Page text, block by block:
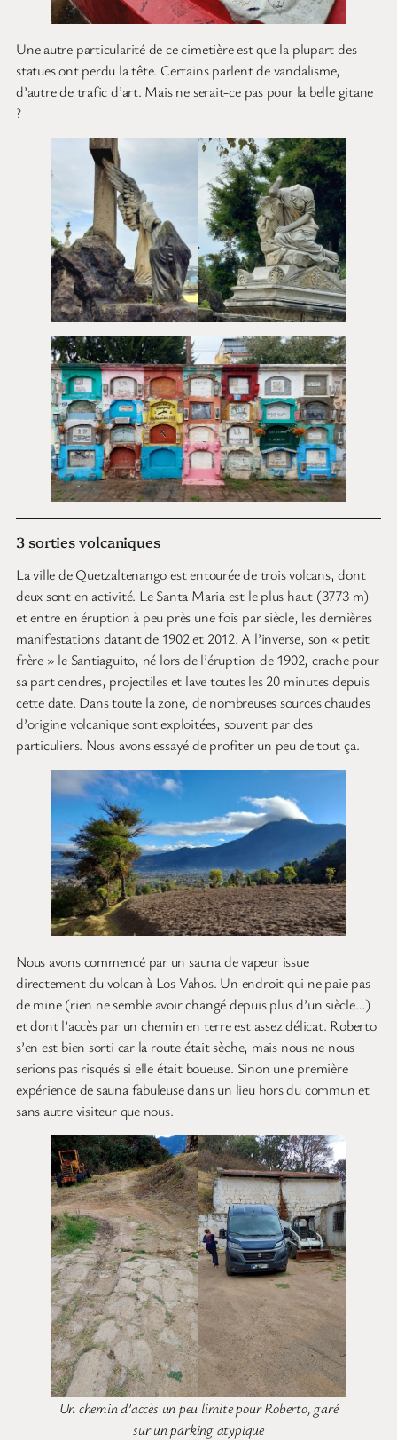
Une autre particularité de ce cimetière est que la plupart des
statues ont perdu la tête. Certains parlent de vandalisme,
d’autre de trafic d’art. Mais ne serait-ce pas pour la belle gitane
?
3 sorties volcaniques
La ville de Quetzaltenango est entourée de trois volcans, dont
deux sont en activité. Le Santa Maria est le plus haut (3773 m)
et entre en éruption à peu près une fois par siècle, les dernières
manifestations datant de 1902 et 2012. A l’inverse, son « petit
frère » le Santiaguito, né lors de l’éruption de 1902, crache pour
sa part cendres, projectiles et lave toutes les 20 minutes depuis
cette date. Dans toute la zone, de nombreuses sources chaudes
d’origine volcanique sont exploitées, souvent par des
particuliers. Nous avons essayé de profiter un peu de tout ça.
Nous avons commencé par un sauna de vapeur issue
directement du volcan à Los Vahos. Un endroit qui ne paie pas
de mine (rien ne semble avoir changé depuis plus d’un siècle…)
et dont l’accès par un chemin en terre est assez délicat. Roberto
s’en est bien sorti car la route était sèche, mais nous ne nous
serions pas risqués si elle était boueuse. Sinon une première
expérience de sauna fabuleuse dans un lieu hors du commun et
sans autre visiteur que nous.
Un chemin d’accès un peu limite pour Roberto, garé
sur un parking atypique